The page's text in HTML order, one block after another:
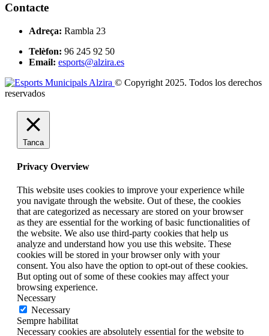
Contacte
Adreça: Rambla 23
Telèfon: 96 245 92 50
Email: esports@alzira.es
© Copyright 2025. Todos los derechos
reservados
Tanca
Privacy Overview
This website uses cookies to improve your experience while
you navigate through the website. Out of these, the cookies
that are categorized as necessary are stored on your browser
as they are essential for the working of basic functionalities of
the website. We also use third-party cookies that help us
analyze and understand how you use this website. These
cookies will be stored in your browser only with your
consent. You also have the option to opt-out of these cookies.
But opting out of some of these cookies may affect your
browsing experience.
Necessary
Necessary
Sempre habilitat
Necessary cookies are absolutely essential for the website to